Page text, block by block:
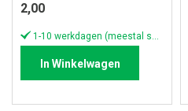
2,00
In Winkelwagen